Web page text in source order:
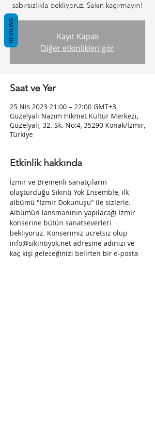
sabırsızlıkla bekliyoruz. Sakın kaçırmayın!
Kayıt Kapalı
Diğer etkinlikleri gör
Saat ve Yer
25 Nis 2023 21:00 – 22:00 GMT+3
Güzelyalı Nazım Hikmet Kültür Merkezi,
Güzelyalı, 32. Sk. No:4, 35290 Konak/İzmir,
Türkiye
Etkinlik hakkında
İzmir ve Bremenli sanatçıların
oluşturduğu Sıkıntı Yok Ensemble, ilk
albümü "İzmir Dokunuşu" ile sizlerle.
Albümün lansmanının yapılacağı İzmir
konserine bütün sanatseverleri
bekliyoruz. Konserimiz ücretsiz olup
info@sikintiyok.net adresine adınızı ve
kaç kişi geleceğinizi belirten bir e-posta
REVIEWS